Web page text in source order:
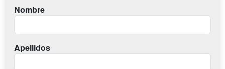
Nombre
Apellidos